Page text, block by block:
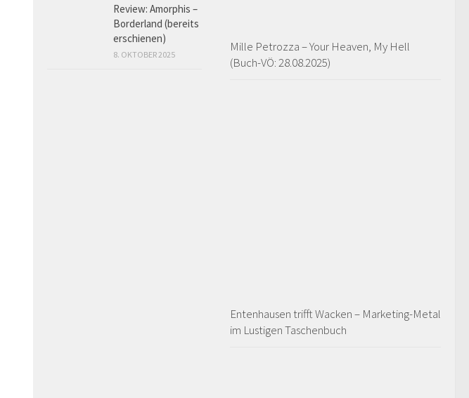
Mille Petrozza – Your Heaven, My Hell
(Buch-VÖ: 28.08.2025)
Entenhausen trifft Wacken – Marketing-Metal
im Lustigen Taschenbuch
Review: Amorphis –
Borderland (bereits
erschienen)
8. OKTOBER 2025